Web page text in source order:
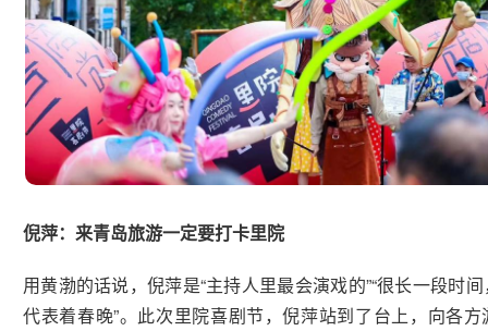
倪萍：来青岛旅游一定要打卡里院
用黄渤的话说，倪萍是“主持人里最会演戏的”“很长一段时
代表着春晚”。此次里院喜剧节，倪萍站到了台上，向各